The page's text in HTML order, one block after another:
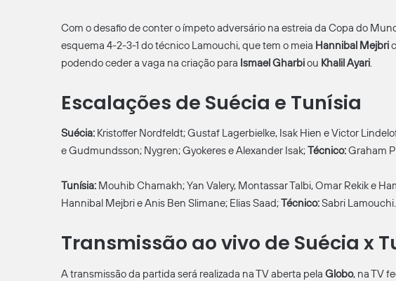
Com o desafio de conter o ímpeto adversário na estreia da Copa do
esquema 4-2-3-1 do técnico Lamouchi, que tem o meia Hannibal Mejbri
podendo ceder a vaga na criação para IsmaelGharbiou Khalil Ayari.
Escalações de Suécia e Tunísia
Suécia: Kristoffer Nordfeldt; Gustaf Lagerbielke, Isak Hien e Victor
e Gudmundsson; Nygren; Gyokeres e Alexander Isak;Técnico:Graham
Tunísia: Mouhib Chamakh; Yan Valery, Montassar Talbi, Omar Rekik e
Hannibal Mejbri e Anis Ben Slimane; Elias Saad;Técnico:Sabri Lamouchi.
Transmissão ao vivo de Suécia x
A transmissão da partida será realizada na TV aberta pela Globo, na TV